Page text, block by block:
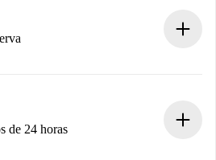
necessárias
que o proprietário confirme.
de 24 horas